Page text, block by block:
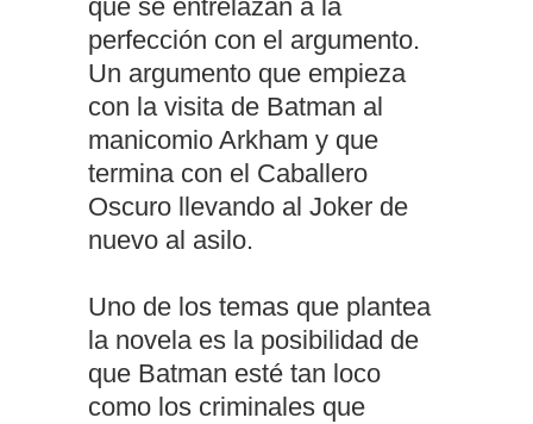
que se entrelazan a la
perfección con el argumento.
Un argumento que empieza
con la visita de Batman al
manicomio Arkham y que
termina con el Caballero
Oscuro llevando al Joker de
nuevo al asilo.
Uno de los temas que plantea
la novela es la posibilidad de
que Batman esté tan loco
como los criminales que